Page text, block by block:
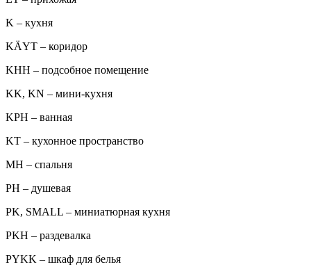
K – кухня
KÄYT – коридор
KHH – подсобное помещение
KK, KN – мини-кухня
KPH – ванная
KT – кухонное пространство
MH – спальня
PH – душевая
PK, SMALL – миниатюрная кухня
PKH – раздевалка
PYKK – шкаф для белья